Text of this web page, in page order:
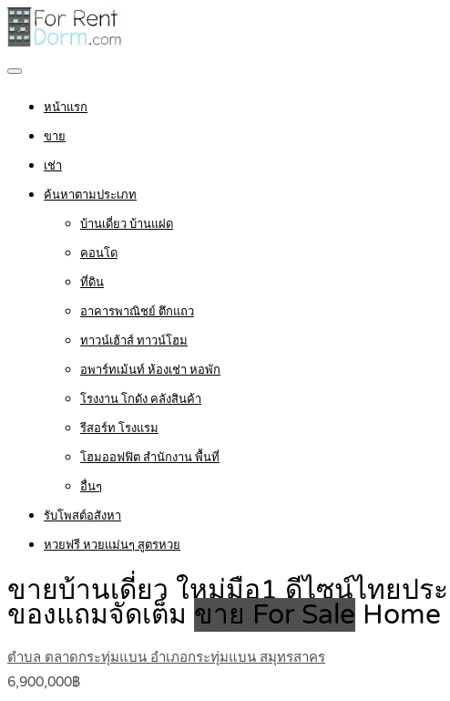
หน้าแรก
ขาย
เช่า
ค้นหาตามประเภท
บ้านเดี่ยว บ้านแฝด
คอนโด
ที่ดิน
อาคารพาณิชย์ ตึกแถว
ทาวน์เฮ้าส์ ทาวน์โฮม
อพาร์ทเม้นท์ ห้องเช่า หอพัก
โรงงาน โกดัง คลังสินค้า
รีสอร์ท โรงแรม
โฮมออฟฟิต สำนักงาน พื้นที่
อื่นๆ
รับโพสต์อสังหา
หวยฟรี หวยแม่นๆ สูตรหวย
ขายบ้านเดี่ยว ใหม่มือ1 ดีไซน์ไทยปร
ของแถมจัดเต็ม ขาย For Sale Home
ตำบล ตลาดกระทุ่มแบน อำเภอกระทุ่มแบน สมุทรสาคร
6,900,000฿